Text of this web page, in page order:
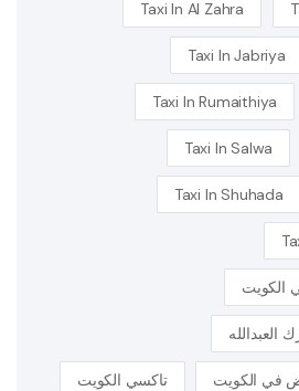
Taxi In Al Zahra
Taxi In Jabriya
Taxi In Rumaithiya
Taxi In Salwa
Taxi In Shuhada
الكويت
العبدالله
في الكويت تاكسي الكويت